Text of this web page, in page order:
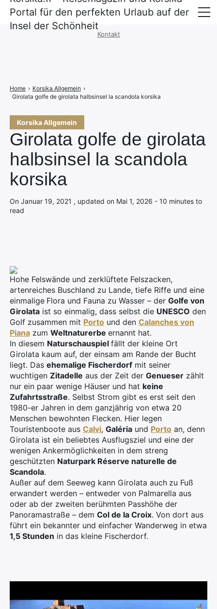
Korsika Allgemein
Girolata golfe de girolata
halbsinsel la scandola
korsika
On Januar 19, 2021 , updated on Mai 1, 2026 - 10 minutes to
read
Home › Korsika Allgemein ›
Girolata golfe de girolata halbsinsel la scandola korsika
Hohe Felswände und zerklüftete Felszacken,
artenreiches Buschland zu Lande, tiefe Riffe und eine
einmalige Flora und Fauna zu Wasser – der Golfe von
Girolata ist so einmalig, dass selbst die UNESCO den
Golf zusammen mit Porto und den Calanches von
Piana zum Weltnaturerbe ernannt hat.
In diesem Naturschauspiel fällt der kleine Ort
Girolata kaum auf, der einsam am Rande der Bucht
liegt. Das ehemalige Fischerdorf mit seiner
wuchtigen Zitadelle aus der Zeit der Genueser zählt
nur ein paar wenige Häuser und hat keine
Zufahrtsstraße. Selbst Strom gibt es erst seit den
1980-er Jahren in dem ganzjährig von etwa 20
Menschen bewohnten Flecken. Hier legen
Touristenboote aus Calvi, Galéria und Porto an, denn
Girolata ist ein beliebtes Ausflugsziel und eine der
wenigen Ankermöglichkeiten in dem streng
geschützten Naturpark Réserve naturelle de
Scandola.
Außer auf dem Seeweg kann Girolata auch zu Fuß
erwandert werden – entweder von Palmarella aus
oder ab der zweiten berühmten Passhöhe der
Panoramastraße – dem Col de la Croix. Von dort aus
führt ein bekannter und einfacher Wanderweg in etwa
1,5 Stunden in das kleine Fischerdorf.
Portal für den perfekten Urlaub auf der
Insel der Schönheit
Impressum · Datenschutzerklärung
Kontakt